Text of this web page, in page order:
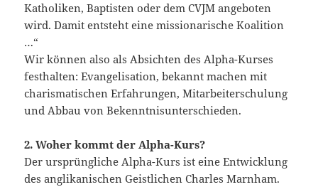
Katholiken, Baptisten oder dem CVJM angeboten
wird. Damit entsteht eine missionarische Koalition
…“
Wir können also als Absichten des Alpha-Kurses
festhalten: Evangelisation, bekannt machen mit
charismatischen Erfahrungen, Mitarbeiterschulung
und Abbau von Bekenntnisunterschieden.
2. Woher kommt der Alpha-Kurs?
Der ursprüngliche Alpha-Kurs ist eine Entwicklung
des anglikanischen Geistlichen Charles Marnham.